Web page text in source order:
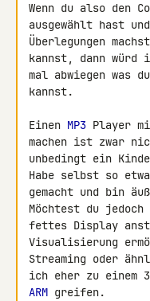
Wenn du also den
ausgewählt hast
Überlegungen
kannst, dann würd
mal abwiegen was
kannst.
Einen MP3 Player
machen ist zwar
unbedingt ein
Habe selbst so
gemacht und bin
Möchtest du jedoch
fettes Display
Visualisierung
Streaming oder
ARM greifen.